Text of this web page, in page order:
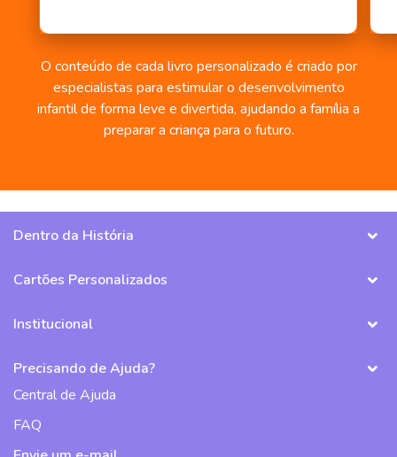
O conteúdo de cada livro personalizado é criado por
especialistas para estimular o desenvolvimento
infantil de forma leve e divertida, ajudando a família a
preparar a criança para o futuro.
Dentro da História
Cartões Personalizados
Institucional
Precisando de Ajuda?
Central de Ajuda
FAQ